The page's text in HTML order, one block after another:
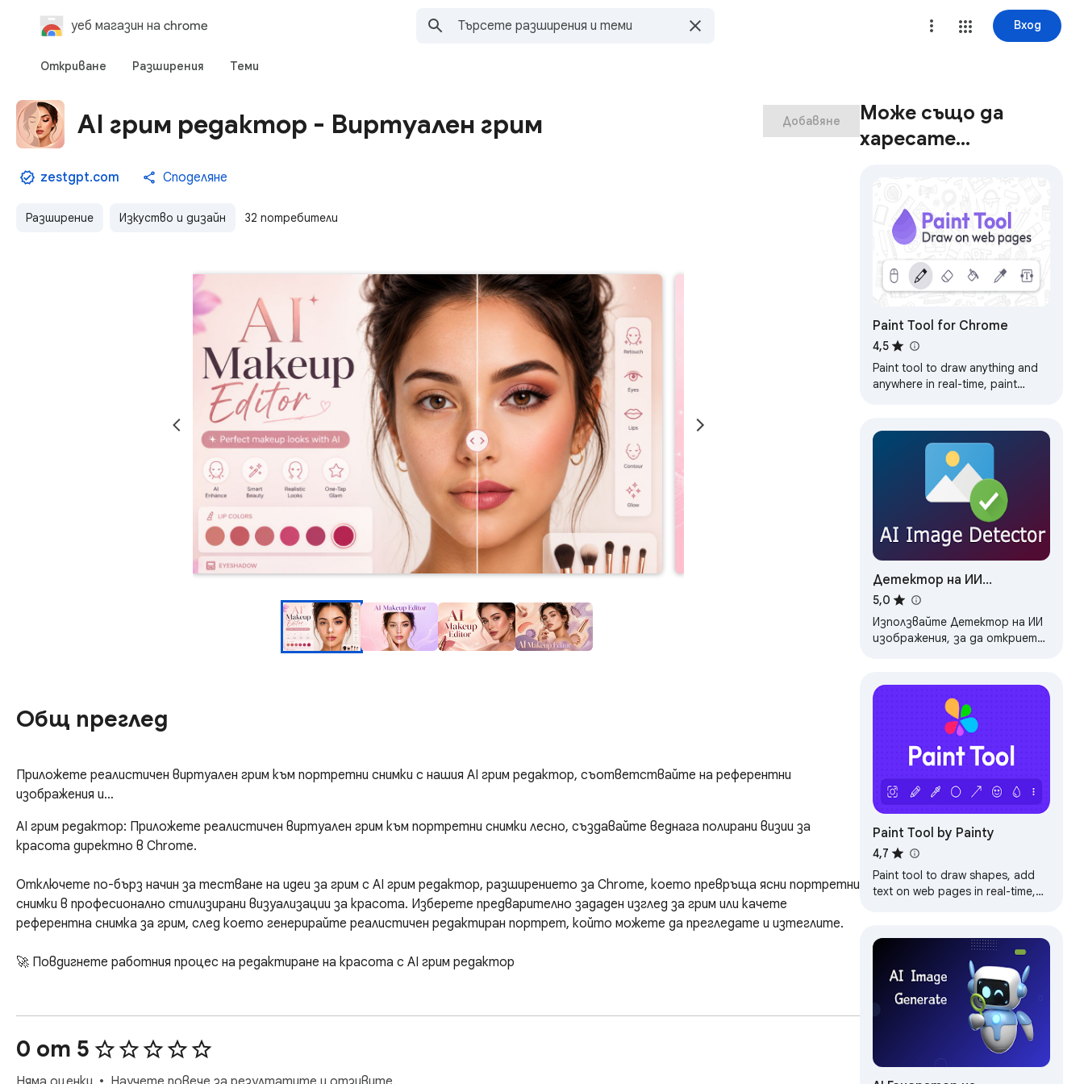
уеб магазин на chrome Вход
Откриване Разширения Теми
AI грим редактор - Виртуален грим
zestgpt.com Споделяне
Разширение Изкуство и дизайн 32 потребители
Добавяне
Общ преглед
Приложете реалистичен виртуален грим към портретни снимки с нашия AI грим редактор, съответствайте на референтни
изображения и…
AI грим редактор: Приложете реалистичен виртуален грим към портретни снимки лесно, създавайте веднага полирани визии за
красота директно в Chrome.
Отключете по-бърз начин за тестване на идеи за грим с AI грим редактор, разширението за Chrome, което превръща ясни портретни
снимки в професионално стилизирани визуализации за красота. Изберете предварително зададен изглед за грим или качете
референтна снимка за грим, след което генерирайте реалистичен редактиран портрет, който можете да прегледате и изтеглите.
🚀 Повдигнете работния процес на редактиране на красота с AI грим редактор
медийни екипи да изследват стилове на грим без сложни инструменти за ретуш. Качете снимка на лице, изберете визия и позволете на
AI грим редактор да приложи финиш на тен, руж, очен грим, мигли, вежди, устни, контур, хайлайтер и цялостно стилизиране на
красотата, като запазва оригиналния човек, изражение, коса, облекло, поза, ъгъл на камерата и фон.
0 от 5
Може също да
харесате…
Paint Tool for Chrome
4,5
Paint tool to draw anything and
anywhere in real-time, paint
Детектор на ИИ
изображения
5,0
Използвайте Детектор на ИИ
изображения, за да откриете
реална фотография с едно…
Paint Tool by Painty
4,7
Paint tool to draw shapes, add
text on web pages in real-time,
screenshot with friends.